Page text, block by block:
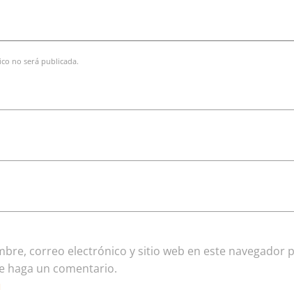
no será publicada.
correo electrónico y sitio web en este navegador
haga un comentario.